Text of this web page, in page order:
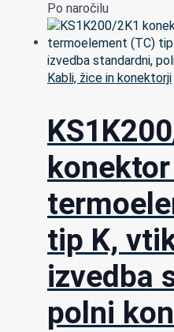
Po naročilu
Kabli, žice in konektorji
tip K,
izvedba
polni